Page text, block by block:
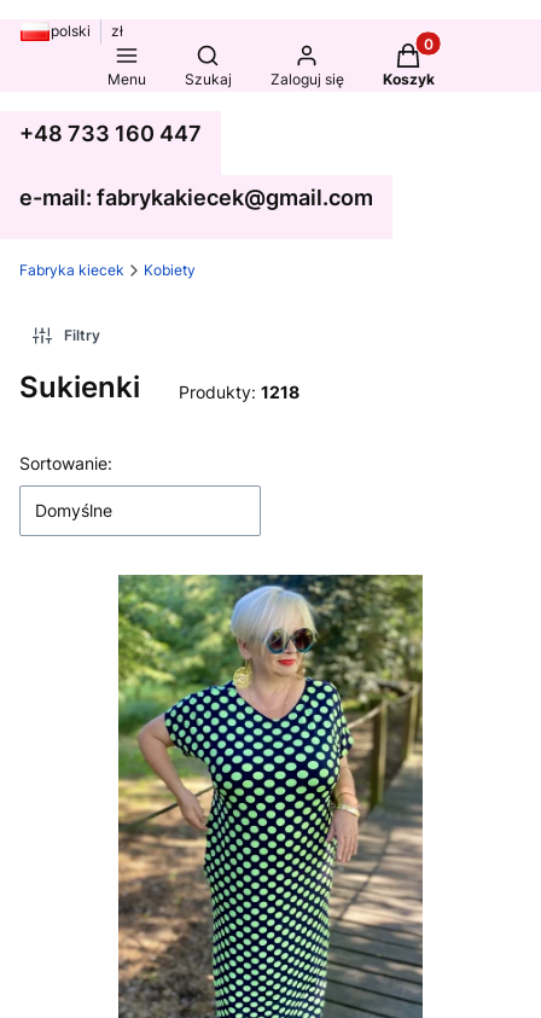
polski zł
Menu
Otwórz wyszukiwarkę
Szukaj Zaloguj się
Produkty w
Koszyk
+48 733 160 447
e-mail: fabrykakiecek@gmail.com
Fabryka kiecek Kobiety
Filtry
Sukienki Produkty: 1218
Lista produktów
Sortowanie:
Domyślne